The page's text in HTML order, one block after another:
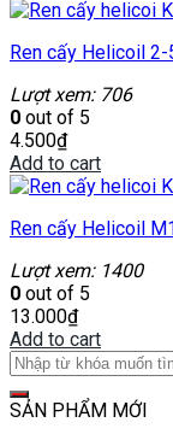
Ren cấy Helicoil 2-
Lượt xem: 706
0 out of 5
4.500₫
Add to cart
Ren cấy Helicoil
Lượt xem: 1400
0 out of 5
13.000₫
Add to cart
SẢN PHẨM MỚI